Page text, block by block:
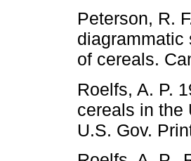
Peterson, R.
diagrammatic
of cereals.
Roelfs, A. P.
cereals in the
U.S. Gov.